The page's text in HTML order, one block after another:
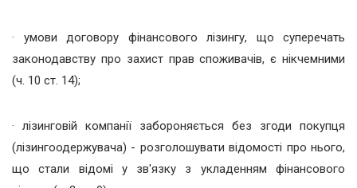
· умови договору фінансового лізингу, що суперечать
законодавству про захист прав споживачів, є нікчемними
(ч. 10 ст. 14);
· лізинговій компанії забороняється без згоди покупця
(лізингоодержувача) - розголошувати відомості про нього,
що стали відомі у зв'язку з укладенням фінансового